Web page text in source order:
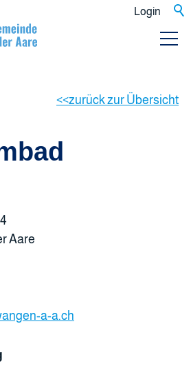
Login
zurück zur Übersicht
Aare
a-a.ch